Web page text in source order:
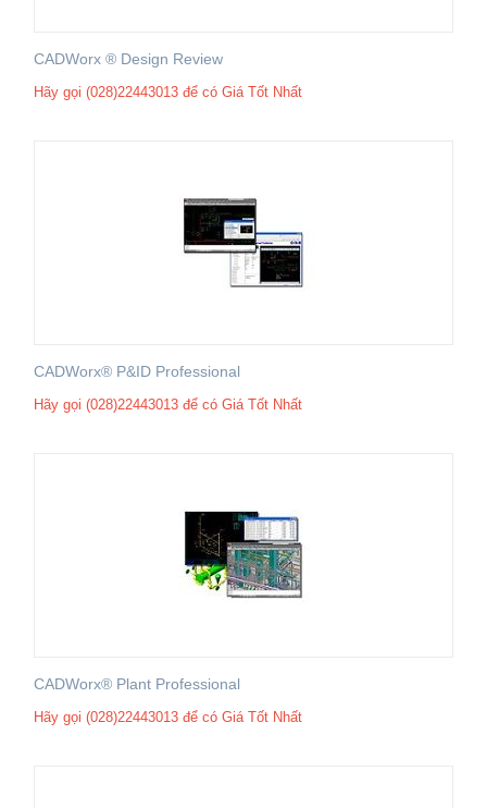
CADWorx ® Design Review
Hãy gọi (028)22443013 để có Giá Tốt Nhất
CADWorx® P&ID Professional
Hãy gọi (028)22443013 để có Giá Tốt Nhất
CADWorx® Plant Professional
Hãy gọi (028)22443013 để có Giá Tốt Nhất